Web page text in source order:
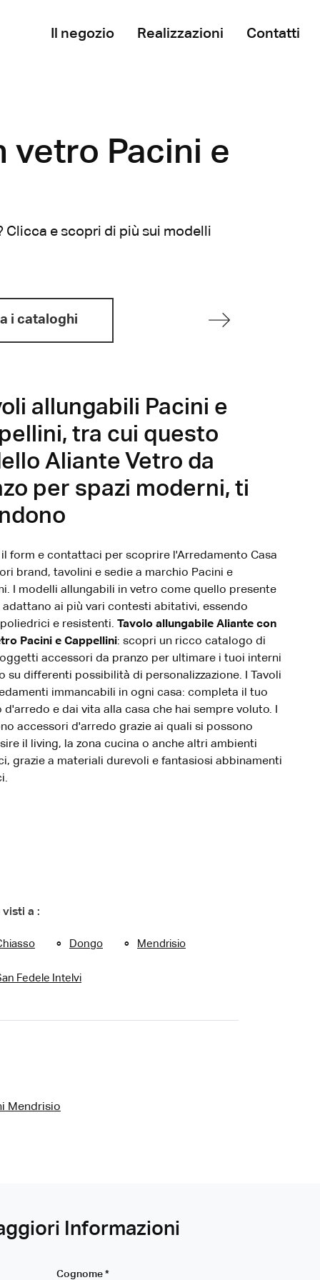
Il negozio Realizzazioni Contatti
vetro Pacini e
Clicca e scopri di più sui modelli
i cataloghi
allungabili Pacini e
tra cui questo
Aliante Vetro da
per spazi moderni, ti
form e contattaci per scoprire l'Arredamento Casa
brand, tavolini e sedie a marchio Pacini e
I modelli allungabili in vetro come quello presente
adattano ai più vari contesti abitativi, essendo
e resistenti. Tavolo allungabile Aliante con
Pacini e Cappellini: scopri un ricco catalogo di
accessori da pranzo per ultimare i tuoi interni
su differenti possibilità di personalizzazione. I Tavoli
immancabili in ogni casa: completa il tuo
e dai vita alla casa che hai sempre voluto. I
accessori d'arredo grazie ai quali si possono
il living, la zona cucina o anche altri ambienti
grazie a materiali durevoli e fantasiosi abbinamenti
visti a :
Dongo Mendrisio
Fedele Intelvi
Mendrisio
Informazioni